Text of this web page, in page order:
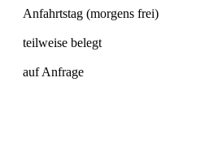
Anfahrtstag (morgens frei)
teilweise belegt
auf Anfrage